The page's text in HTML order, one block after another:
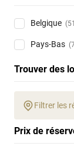
Belgique
Pays-Bas
Trouver des
Filtrer les
Prix de